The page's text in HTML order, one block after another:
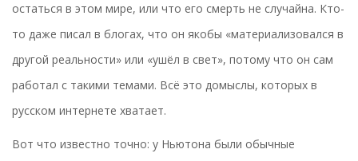
остаться в этом мире, или что его смерть не случайна. Кто-
то даже писал в блогах, что он якобы «материализовался в
другой реальности» или «ушёл в свет», потому что он сам
работал с такими темами. Всё это домыслы, которых в
русском интернете хватает.
Вот что известно точно: у Ньютона были обычные